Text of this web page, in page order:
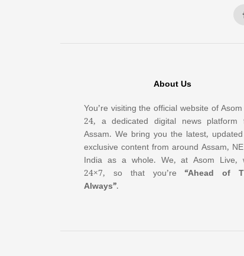
About Us
You’re visiting the official website of
24, a dedicated digital news platform
Assam. We bring you the latest,
exclusive content from around Assam,
India as a whole. We, at Asom Live,
24×7, so that you’re“Ahead of
Always”.